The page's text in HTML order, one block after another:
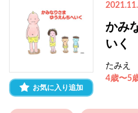
お気に入り追加
かみ
いく
たみえ
4歳〜5